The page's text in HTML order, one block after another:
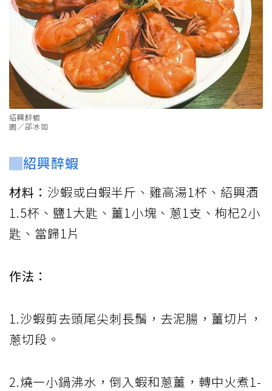
紹興醉蝦
圖／邵冰如
▓紹興醉蝦
材料： 沙蝦或白蝦半斤、雞高湯1杯、紹興酒
1.5杯、鹽1大匙、薑1小塊、蔥1支、枸杞2小
匙、當歸1片
作法：
1.沙蝦剪去頭尾尖刺長鬚，去泥腸，薑切片，
蔥切段。
2.燒一小鍋沸水，倒入蝦和蔥薑，轉中火煮1-